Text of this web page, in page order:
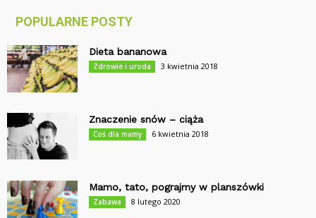
POPULARNE POSTY
Dieta bananowa
Zdrowie i uroda 3 kwietnia 2018
Znaczenie snów – ciąża
Coś dla mamy 6 kwietnia 2018
Mamo, tato, pograjmy w planszówki
Zabawa 8 lutego 2020